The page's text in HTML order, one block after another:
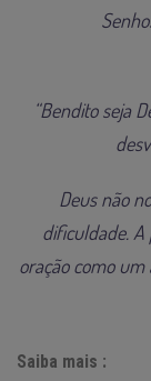
“Bendito seja
Deus não
dificuldade.
oração como um
Saiba mais :